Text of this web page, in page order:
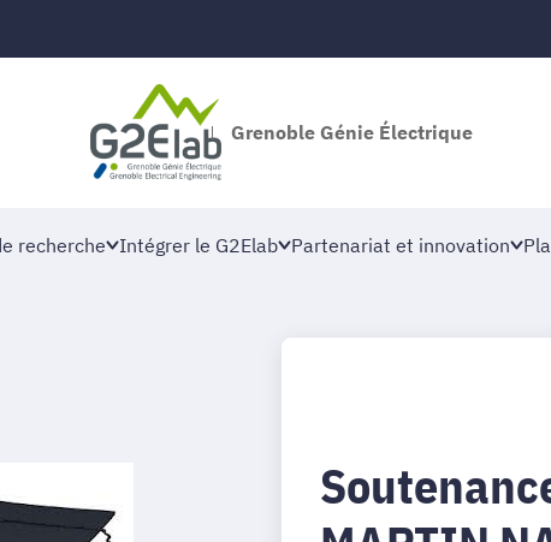
Grenoble Génie Électrique
recherche Intégrer le G2Elab Partenariat et innovation